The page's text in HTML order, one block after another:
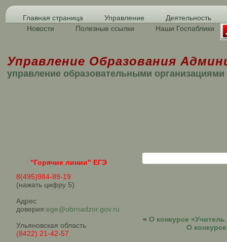
Главная страница Управление
Деятельность
Новости
Полезные ссылки Наши Госпаблики
Управление Образования
управление образовательными организациями
"Горячие линии" ЕГЭ
8(495)984-89-19
(нажать цифру 5)
Адрес
доверия:ege@obrnadzor.gov.ru
Ульяновская область
(8422) 21-42-57
« О конкурсе «Учитель
О